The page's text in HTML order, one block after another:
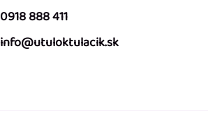
0918 888 411
info@utuloktulacik.sk